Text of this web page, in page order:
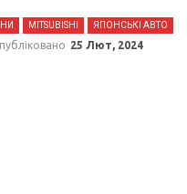
MITSUBISHI ЯПОНСЬКІ АВТО
25 Лют, 2024